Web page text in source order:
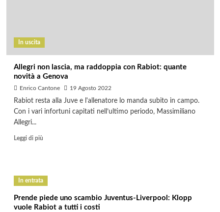
In uscita
Allegri non lascia, ma raddoppia con Rabiot: quante
novità a Genova
Enrico Cantone 19 Agosto 2022
Rabiot resta alla Juve e l'allenatore lo manda subito in campo.
Con i vari infortuni capitati nell’ultimo periodo, Massimiliano
Allegri...
Leggi di più
In entrata
Prende piede uno scambio Juventus-Liverpool: Klopp
vuole Rabiot a tutti i costi